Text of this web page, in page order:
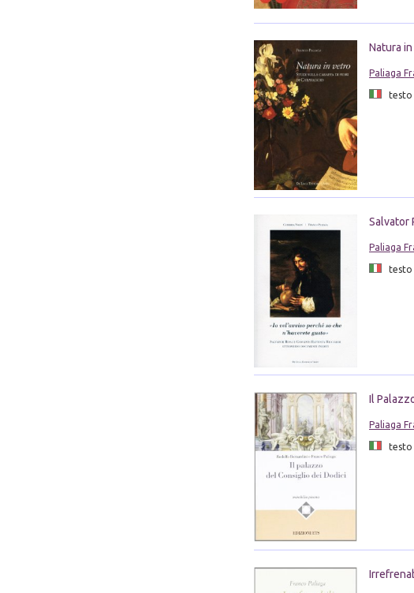
Natura
Paliaga
testo
Salvator
Paliaga
testo
Il
Paliaga
testo